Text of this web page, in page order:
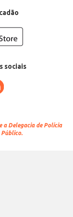
sociais
a Delegacia de Polícia